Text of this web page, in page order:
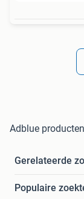
Adblue
Gerelateerde
Populaire